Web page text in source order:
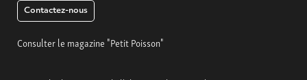
Contactez-nous
Consulter le magazine "Petit Poisson"